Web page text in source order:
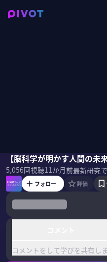
【脳科学が明かす人間の未
5,056回視聴11か月前
櫻井武磯貝初奈
フォロー 評価
コメントをして学びを共有し